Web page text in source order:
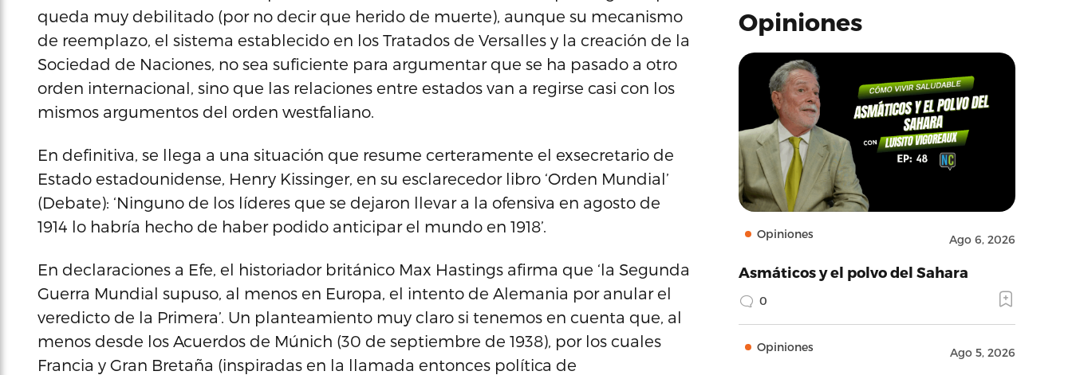
queda muy debilitado (por no decir que herido de muerte), aunque su mecanismo
de reemplazo, el sistema establecido en los Tratados de Versalles y la creación de la
Sociedad de Naciones, no sea suficiente para argumentar que se ha pasado a otro
orden internacional, sino que las relaciones entre estados van a regirse casi con los
mismos argumentos del orden westfaliano.
En definitiva, se llega a una situación que resume certeramente el exsecretario de
Estado estadounidense, Henry Kissinger, en su esclarecedor libro ‘Orden Mundial’
(Debate): ‘Ninguno de los líderes que se dejaron llevar a la ofensiva en agosto de
1914 lo habría hecho de haber podido anticipar el mundo en 1918’.
En declaraciones a Efe, el historiador británico Max Hastings afirma que ‘la Segunda
Guerra Mundial supuso, al menos en Europa, el intento de Alemania por anular el
veredicto de la Primera’. Un planteamiento muy claro si tenemos en cuenta que, al
menos desde los Acuerdos de Múnich (30 de septiembre de 1938), por los cuales
Francia y Gran Bretaña (inspiradas en la llamada entonces política de
Opiniones
Opiniones Ago 6, 2026
Asmáticos y el polvo del Sahara
0
Opiniones Ago 5, 2026